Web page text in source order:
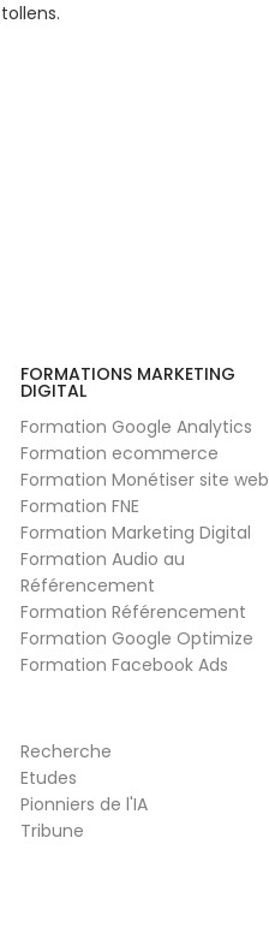
FORMATIONS MARKETING
DIGITAL
Formation Google Analytics
Formation ecommerce
Formation Monétiser site web
Formation FNE
Formation Marketing Digital
Formation Audio au
Référencement
Formation Référencement
Formation Google Optimize
Formation Facebook Ads
Recherche
Etudes
Pionniers de l'IA
Tribune